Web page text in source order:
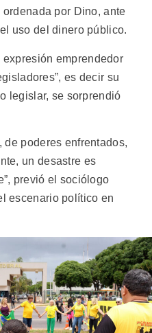
por Dino, ante
uso del dinero público.
emprendedor
es decir su
legislar, se sorprendió
de poderes enfrentados,
un desastre es
previó el sociólogo
escenario político en